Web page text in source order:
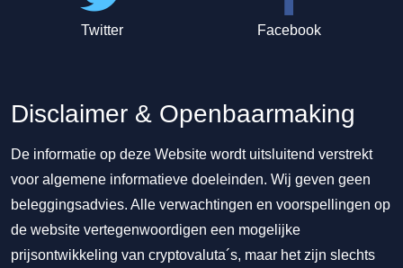
Twitter Facebook
Disclaimer & Openbaarmaking
De informatie op deze Website wordt uitsluitend verstrekt
voor algemene informatieve doeleinden. Wij geven geen
beleggingsadvies. Alle verwachtingen en voorspellingen op
de website vertegenwoordigen een mogelijke
prijsontwikkeling van cryptovaluta´s, maar het zijn slechts